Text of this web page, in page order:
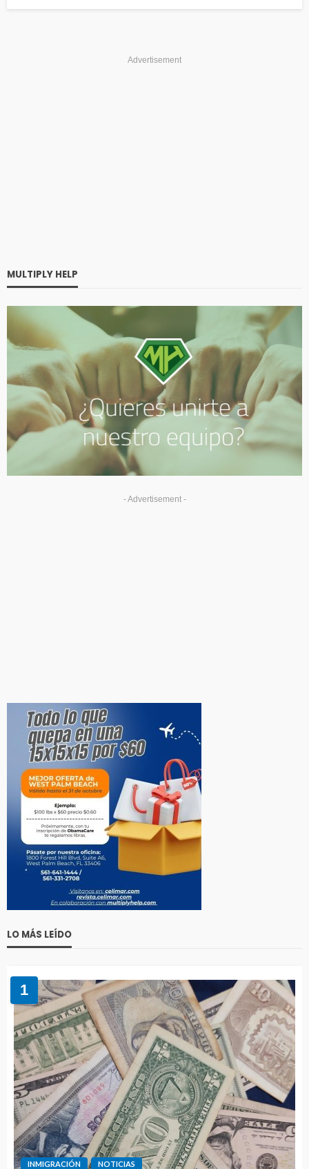
Advertisement
MULTIPLY HELP
- Advertisement -
LO MÁS LEÍDO
1
INMIGRACIÓN NOTICIAS